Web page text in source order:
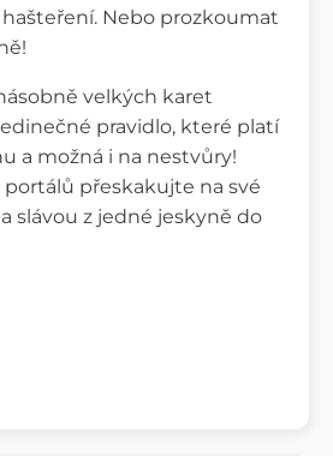
Nebo prozkoumat
velkých karet
pravidlo, které platí
a možná i na nestvůry!
portálů přeskakujte na své
slávou z jedné jeskyně do